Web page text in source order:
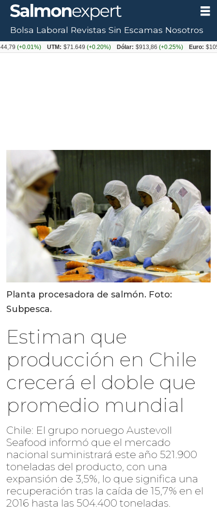
Planta procesadora de salmón. Foto:
Subpesca.
Estiman que
producción en Chile
crecerá el doble que
promedio mundial
Chile: El grupo noruego Austevoll
Seafood informó que el mercado
nacional suministrará este año 521.900
toneladas del producto, con una
expansión de 3,5%, lo que significa una
recuperación tras la caída de 15,7% en el
2016 hasta las 504.400 toneladas.
Bolsa Laboral Revistas Sin Escamas Nosotros
UTM: $71.649(+0.20%) Dólar: $913,86(+0.25%) Euro: $1053,08